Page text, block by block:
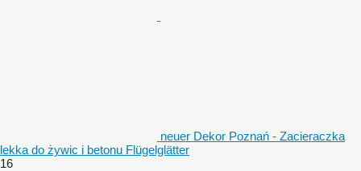
neuer Dekor Poznań - Zacieraczka
lekka do żywic i betonu Flügelglätter
16